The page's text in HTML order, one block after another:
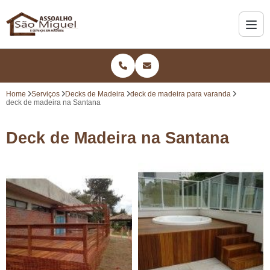
Home Serviços Decks de Madeira
deck de madeira para varanda
deck de madeira na Santana
Deck de Madeira na Santana